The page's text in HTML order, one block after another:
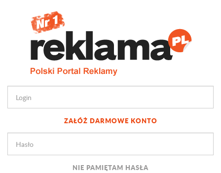
ZAŁÓŻ DARMOWE KONTO
NIE PAMIĘTAM HASŁA